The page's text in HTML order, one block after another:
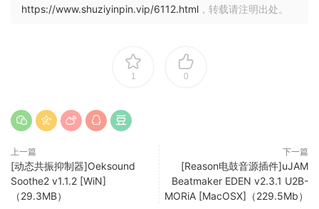
Twice the Styles, Patterns and Drum Kits
Multi-band EQ, Ambience
EDEN is your tool for building the right foundation for the
next big summer anthem or four to the floor main-room
monster.
https://www.shuziyinpin.vip/6112.html ，转载请注明出处。
1 0
上一篇
[动态共振抑制器]Oeksound
Soothe2 v1.1.2 [WiN]
（29.3MB）
下一篇
[Reason电鼓音源插件]uJAM
Beatmaker EDEN v2.3.1 U2B-
MORiA [MacOSX]（229.5Mb）